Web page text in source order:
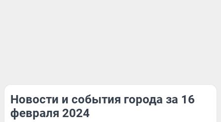
Новости и события города за 16
февраля 2024